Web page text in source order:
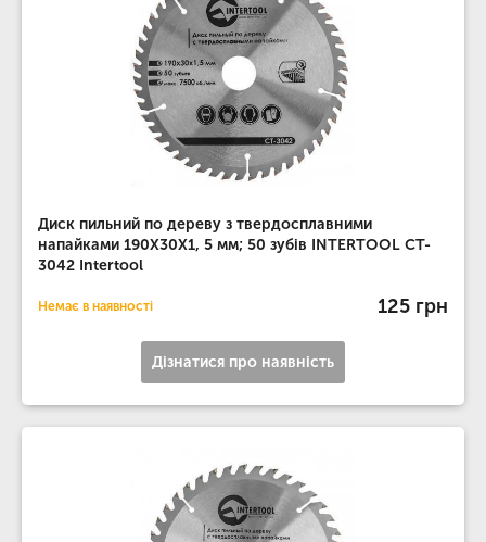
Диск пильний по дереву з твердосплавними
напайками 190X30X1, 5 мм; 50 зубів INTERTOOL CT-
3042 Intertool
Немає в наявності 125 грн
Дізнатися про наявність